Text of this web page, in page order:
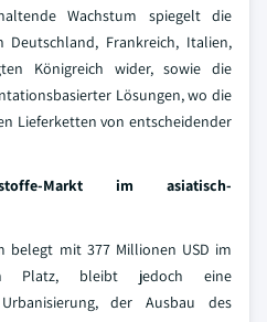
Wachstum spiegelt die
Deutschland, Frankreich, Italien,
Königreich wider, sowie die
Lösungen, wo die
Lieferketten von entscheidender
Markt im asiatisch-
belegt mit 377 Millionen USD im
Platz, bleibt jedoch eine
der Ausbau des